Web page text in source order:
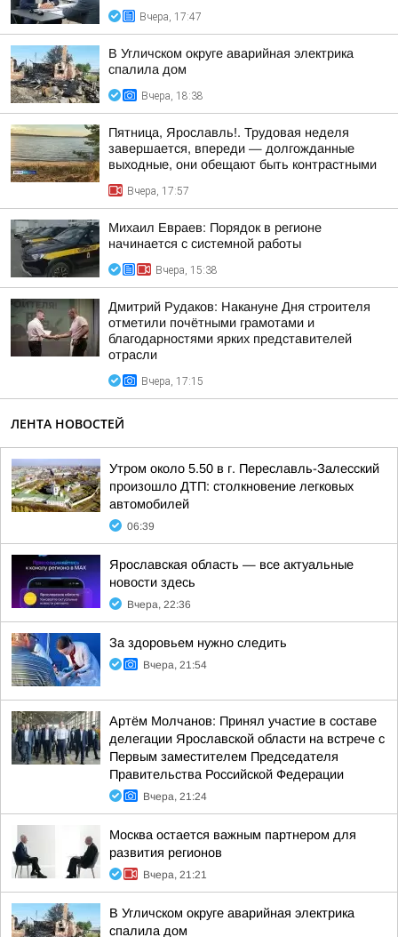
Вчера, 17:47
В Угличском округе аварийная электрика
спалила дом
Вчера, 18:38
Пятница, Ярославль!. Трудовая неделя
завершается, впереди — долгожданные
выходные, они обещают быть контрастными
Вчера, 17:57
Михаил Евраев: Порядок в регионе
начинается с системной работы
Вчера, 15:38
Дмитрий Рудаков: Накануне Дня строителя
отметили почётными грамотами и
благодарностями ярких представителей
отрасли
Вчера, 17:15
ЛЕНТА НОВОСТЕЙ
Утром около 5.50 в г. Переславль-Залесский
произошло ДТП: столкновение легковых
автомобилей
06:39
Ярославская область — все актуальные
новости здесь
Вчера, 22:36
За здоровьем нужно следить
Вчера, 21:54
Артём Молчанов: Принял участие в составе
делегации Ярославской области на встрече с
Первым заместителем Председателя
Правительства Российской Федерации
Вчера, 21:24
Москва остается важным партнером для
развития регионов
Вчера, 21:21
В Угличском округе аварийная электрика
спалила дом